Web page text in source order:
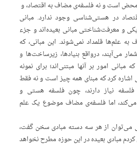
است و نه فلسفه‌ی مضاف به اقتصاد، و
در هستی‌شناسی وجود ندارد. مبانی
و معرفت‌شناختی مبانی بعیده‌اند و جزء
علم‌ها قلمداد نمی‌شوند. این مبانی، که
می‌آیند، درواقع بنیادها، زیرساخت‌ها و
مبانی امور بر آنها مبتنی‌اند؛ برای نمونه
کرد که مبنای همه چیز است و نه فقط
نیاز دارند، چون فلسفه هستی و
می‌کند، اما فلسفه‌ی‌ مضاف موضوع یک علم
از هر سه دسته مبادی سخن گفت،
مبادی بعیده در این حوزه مطرح نخواهد